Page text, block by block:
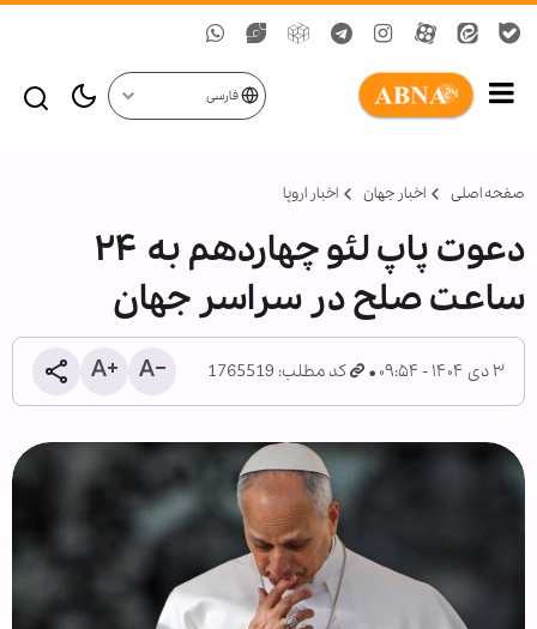
فارسی
صفحه اصلی اخبار جهان اخبار اروپا
دعوت پاپ لئو چهاردهم به ۲۴
ساعت صلح در سراسر جهان
۳ دی ۱۴۰۴ - ۰۹:۵۴ کد مطلب: 1765519